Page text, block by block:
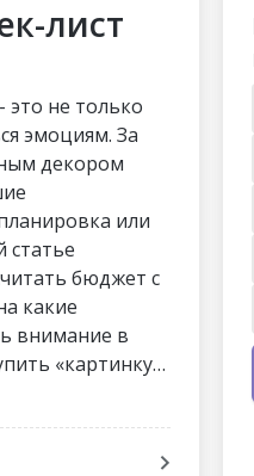
лист
не только
эмоциям. За
декором
или
статье
бюджет с
какие
внимание в
«картинку»,
чек-
до сделки